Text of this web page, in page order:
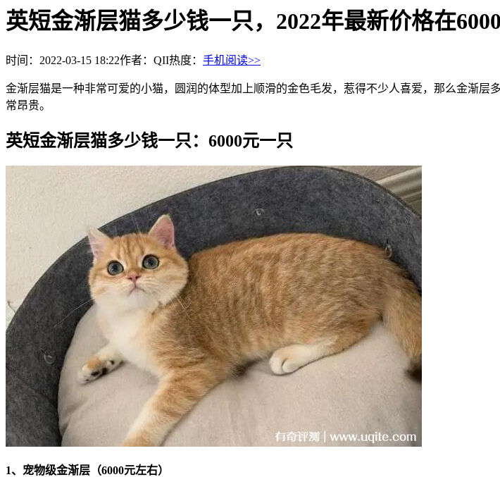
英短金渐层猫多少钱一只，2022年最新价格在
时间：2022-03-15 18:22作者：QII热度： 手机阅读>>
金渐层猫是一种非常可爱的小猫，圆润的体型加上顺滑的金色毛发，惹得不少人喜爱，那么金渐
常昂贵。
英短金渐层猫多少钱一只：6000元一只
1、宠物级金渐层（6000元左右）